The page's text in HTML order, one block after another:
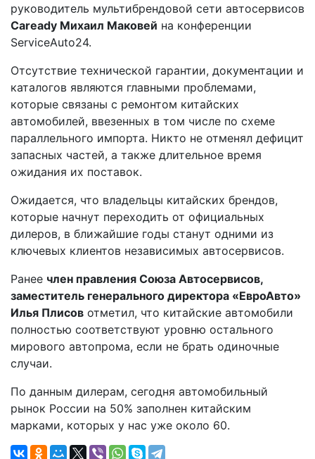
руководитель мультибрендовой сети автосервисов
Caready Михаил Маковей на конференции
ServiceAuto24.
Отсутствие технической гарантии, документации и
каталогов являются главными проблемами,
которые связаны с ремонтом китайских
автомобилей, ввезенных в том числе по схеме
параллельного импорта. Никто не отменял дефицит
запасных частей, а также длительное время
ожидания их поставок.
Ожидается, что владельцы китайских брендов,
которые начнут переходить от официальных
дилеров, в ближайшие годы станут одними из
ключевых клиентов независимых автосервисов.
Ранее член правления Союза Автосервисов,
заместитель генерального директора «ЕвроАвто»
Илья Плисов отметил, что китайские автомобили
полностью соответствуют уровню остального
мирового автопрома, если не брать одиночные
случаи.
По данным дилерам, сегодня автомобильный
рынок России на 50% заполнен китайским
марками, которых у нас уже около 60.